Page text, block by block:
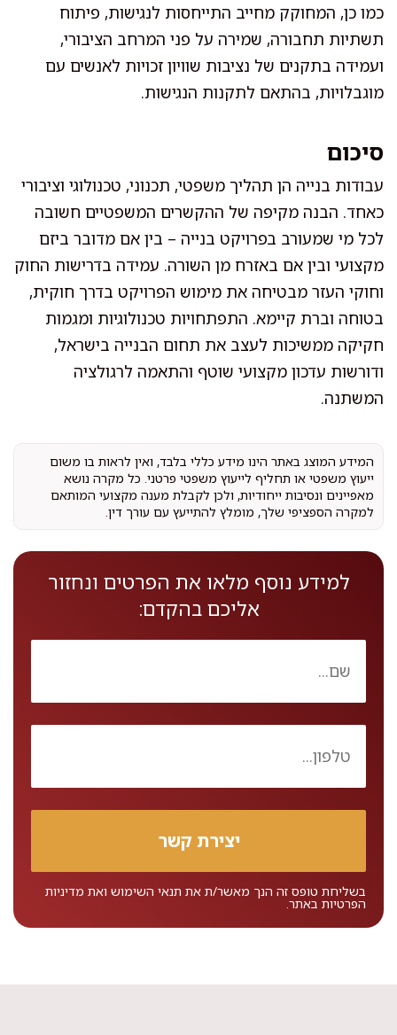
כמו כן, המחוקק מחייב התייחסות לנגישות, פיתוח
תשתיות תחבורה, שמירה על פני המרחב הציבורי,
ועמידה בתקנים של נציבות שוויון זכויות לאנשים עם
מוגבלויות, בהתאם לתקנות הנגישות.
סיכום
עבודות בנייה הן תהליך משפטי, תכנוני, טכנולוגי וציבורי
כאחד. הבנה מקיפה של ההקשרים המשפטיים חשובה
לכל מי שמעורב בפרויקט בנייה – בין אם מדובר ביזם
מקצועי ובין אם באזרח מן השורה. עמידה בדרישות החוק
וחוקי העזר מבטיחה את מימוש הפרויקט בדרך חוקית,
בטוחה וברת קיימא. התפתחויות טכנולוגיות ומגמות
חקיקה ממשיכות לעצב את תחום הבנייה בישראל,
ודורשות עדכון מקצועי שוטף והתאמה לרגולציה
המשתנה.
המידע המוצג באתר הינו מידע כללי בלבד, ואין לראות בו משום
ייעוץ משפטי או תחליף לייעוץ משפטי פרטני. כל מקרה נושא
מאפיינים ונסיבות ייחודיות, ולכן לקבלת מענה מקצועי המותאם
למקרה הספציפי שלך, מומלץ להתייעץ עם עורך דין.
למידע נוסף מלאו את הפרטים ונחזור
אליכם בהקדם:
בשליחת טופס זה הנך מאשר/ת את תנאי השימוש ואת מדיניות
הפרטיות באתר.